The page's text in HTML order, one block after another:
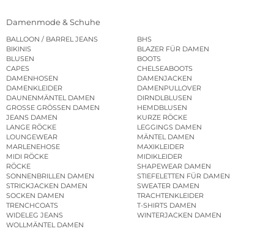
Damenmode & Schuhe
BALLOON / BARREL JEANS
BHS
BIKINIS
BLAZER FÜR DAMEN
BLUSEN
BOOTS
CAPES
CHELSEABOOTS
DAMENHOSEN
DAMENJACKEN
DAMENKLEIDER
DAMENPULLOVER
DAUNENMÄNTEL DAMEN
DIRNDLBLUSEN
GROSSE GRÖSSEN DAMEN
HEMDBLUSEN
JEANS DAMEN
KURZE RÖCKE
LANGE RÖCKE
LEGGINGS DAMEN
LOUNGEWEAR
MÄNTEL DAMEN
MARLENEHOSE
MAXIKLEIDER
MIDI RÖCKE
MIDIKLEIDER
RÖCKE
SHAPEWEAR DAMEN
SONNENBRILLEN DAMEN
STIEFELETTEN FÜR DAMEN
STRICKJACKEN DAMEN
SWEATER DAMEN
SOCKEN DAMEN
TRACHTENKLEIDER
TRENCHCOATS
T-SHIRTS DAMEN
WIDELEG JEANS
WINTERJACKEN DAMEN
WOLLMÄNTEL DAMEN